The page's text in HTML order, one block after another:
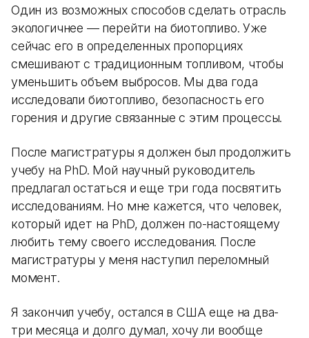
Один из возможных способов сделать отрасль
экологичнее — перейти на биотопливо. Уже
сейчас его в определенных пропорциях
смешивают с традиционным топливом, чтобы
уменьшить объем выбросов. Мы два года
исследовали биотопливо, безопасность его
горения и другие связанные с этим процессы.
После магистратуры я должен был продолжить
учебу на PhD. Мой научный руководитель
предлагал остаться и еще три года посвятить
исследованиям. Но мне кажется, что человек,
который идет на PhD, должен по-настоящему
любить тему своего исследования. После
магистратуры у меня наступил переломный
момент.
Я закончил учебу, остался в США еще на два-
три месяца и долго думал, хочу ли вообще